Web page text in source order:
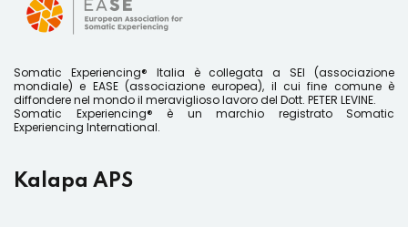
Somatic Experiencing® Italia è collegata a SEI (associazione
mondiale) e EASE (associazione europea), il cui fine comune è
diffondere nel mondo il meraviglioso lavoro del Dott. PETER LEVINE.
Somatic Experiencing® è un marchio registrato Somatic
Experiencing International.
Kalapa APS